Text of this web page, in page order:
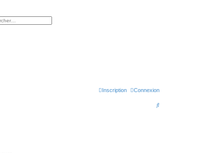
avancée
Connexion
Inscription
R